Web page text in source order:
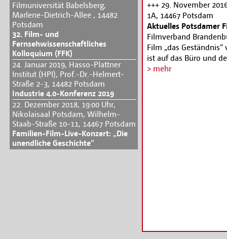
Filmuniversität Babelsberg,
Marlene-Dietrich-Allee , 14482
Potsdam
32. Film- und
Fernsehwissenschaftliches
Kolloquium (FFK)
24. Januar 2019, Hasso-Plattner
Institut (HPI), Prof.-Dr.-Helmert-
Straße 2-3, 14482 Potsdam
Industrie 4.0-Konferenz 2019
22. Dezember 2018, 19:00 Uhr,
Nikolaisaal Potsdam, Wilhelm-
Staab-Straße 10-11, 14467 Potsdam
Familien-Film-Live-Konzert: „Die
unendliche Geschichte“
+++ 29. November
1A, 14467 Potsdam
Aktuelles Potsdamer
Filmverband
Film „das
ist auf das Büro und
> mehr